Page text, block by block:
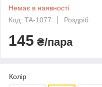
Немає в наявності
Код: TA-1077
Роздріб
145 ₴/пара
Колір